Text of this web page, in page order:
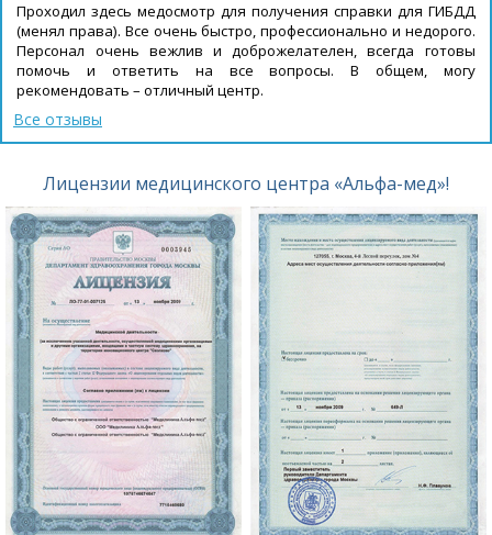
Проходил здесь медосмотр для получения справки для ГИБДД
(менял права). Все очень быстро, профессионально и недорого.
Персонал очень вежлив и доброжелателен, всегда готовы
помочь и ответить на все вопросы. В общем, могу
рекомендовать – отличный центр.
Все отзывы
Лицензии медицинского центра «Альфа-мед»!